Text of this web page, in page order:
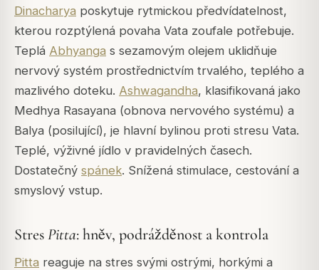
Dinacharya poskytuje rytmickou předvídatelnost,
kterou rozptýlená povaha Vata zoufale potřebuje.
Teplá Abhyanga s sezamovým olejem uklidňuje
nervový systém prostřednictvím trvalého, teplého a
mazlivého doteku. Ashwagandha, klasifikovaná jako
Medhya Rasayana (obnova nervového systému) a
Balya (posilující), je hlavní bylinou proti stresu Vata.
Teplé, výživné jídlo v pravidelných časech.
Dostatečný spánek. Snížená stimulace, cestování a
smyslový vstup.
StresPitta: hněv, podrážděnost a kontrola
Pitta reaguje na stres svými ostrými, horkými a